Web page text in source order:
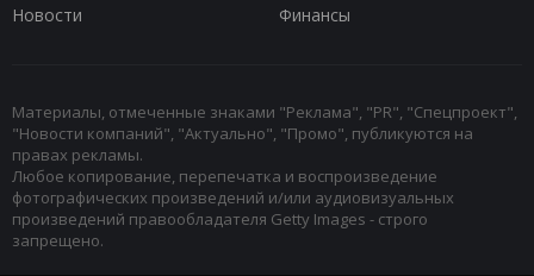
Новости
Финансы
Материалы, отмеченные знаками "Реклама", "PR", "Спецпроект",
"Новости компаний", "Актуально", "Промо", публикуются на
правах рекламы.
Любое копирование, перепечатка и воспроизведение
фотографических произведений и/или аудиовизуальных
произведений правообладателя Getty Images - строго
запрещено.